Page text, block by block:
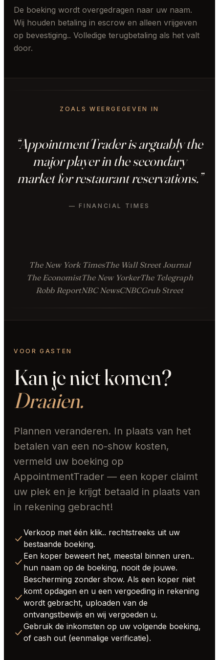
De boeking wordt overgedragen naar uw naam.
Wij houden betaling in escrow en alleen vrijgeven
op bevestiging.. Volledige terugbetaling als het valt
door.
ZOALS WEERGEGEVEN IN
“AppointmentTrader is arguably the
major player in the secondary
market for restaurant reservations.”
— FINANCIAL TIMES
The New York TimesThe Wall Street Journal
The EconomistThe New YorkerThe Telegraph
Robb ReportNBC NewsCNBCGrub Street
VOOR GASTEN
Kan je niet komen?
Draaien.
Plannen veranderen. In plaats van het
betalen van een no-show kosten,
vermeld uw boeking op
AppointmentTrader — een koper claimt
uw plek en je krijgt betaald in plaats van
in rekening gebracht!
Verkoop met één klik.. rechtstreeks uit uw
bestaande boeking.
Een koper beweert het, meestal binnen uren..
hun naam op de boeking, nooit de jouwe.
Bescherming zonder show. Als een koper niet
komt opdagen en u een vergoeding in rekening
wordt gebracht, uploaden van de
ontvangstbewijs en wij vergoeden u.
Gebruik de inkomsten op uw volgende boeking,
of cash out (eenmalige verificatie).